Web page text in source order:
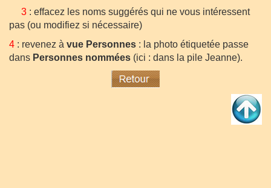
3 : effacez les noms suggérés qui ne vous intéressent
pas (ou modifiez si nécessaire)
4 : revenez à vue Personnes : la photo étiquetée passe
dans Personnes nommées (ici : dans la pile Jeanne).